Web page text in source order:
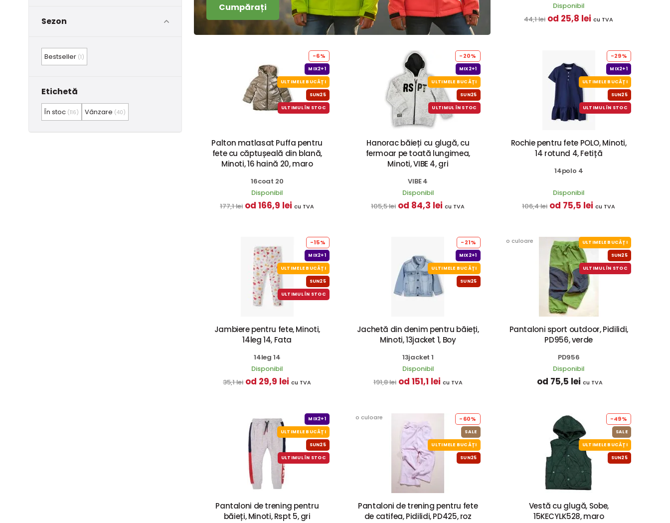
Sezon
Bestseller (1)
Etichetă
În stoc (116) Vânzare (40)
Cumpărați
Disponibil
44,1 lei od 25,8 lei cu TVA
-6%
MIX2+1
ULTIMELE BUCĂȚI
SUN25
ULTIMUL ÎN STOC
Palton matlasat Puffa pentru
fete cu căptușeală din blană,
Minoti, 16 haină 20, maro
16coat 20
Disponibil
177,1 lei od 166,9 lei cu TVA
-20%
MIX2+1
ULTIMELE BUCĂȚI
SUN25
ULTIMUL ÎN STOC
Hanorac băieți cu glugă, cu
fermoar pe toată lungimea,
Minoti, VIBE 4, gri
VIBE 4
Disponibil
105,5 lei od 84,3 lei cu TVA
-29%
MIX2+1
ULTIMELE BUCĂȚI
SUN25
ULTIMUL ÎN STOC
Rochie pentru fete POLO, Minoti,
14 rotund 4, Fetiță
14polo 4
Disponibil
106,4 lei od 75,5 lei cu TVA
-15%
MIX2+1
ULTIMELE BUCĂȚI
SUN25
ULTIMUL ÎN STOC
Jambiere pentru fete, Minoti,
14leg 14, Fata
14leg 14
Disponibil
35,1 lei od 29,9 lei cu TVA
-21%
MIX2+1
ULTIMELE BUCĂȚI
SUN25
Jachetă din denim pentru băieți,
Minoti, 13jacket 1, Boy
13jacket 1
Disponibil
191,8 lei od 151,1 lei cu TVA
o culoare ULTIMELE BUCĂȚI
SUN25
ULTIMUL ÎN STOC
Pantaloni sport outdoor, Pidilidi,
PD956, verde
PD956
Disponibil
od 75,5 lei cu TVA
MIX2+1
ULTIMELE BUCĂȚI
SUN25
ULTIMUL ÎN STOC
Pantaloni de trening pentru
băieți, Minoti, Rspt 5, gri
o culoare -60%
SALE
ULTIMELE BUCĂȚI
SUN25
Pantaloni de trening pentru fete
de catifea, Pidilidi, PD425, roz
-49%
SALE
ULTIMELE BUCĂȚI
SUN25
Vestă cu glugă, Sobe,
15KECYLK528, maro